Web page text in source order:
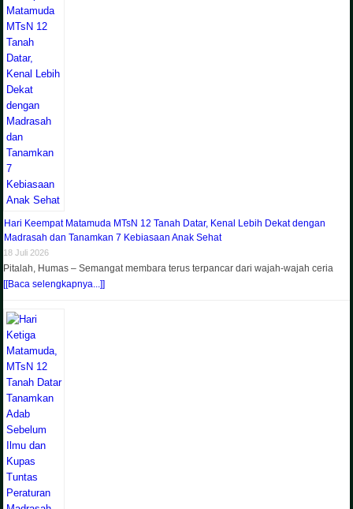
Hari Keempat Matamuda MTsN 12 Tanah Datar, Kenal Lebih Dekat dengan
Madrasah dan Tanamkan 7 Kebiasaan Anak Sehat
18 Juli 2026
Pitalah, Humas – Semangat membara terus terpancar dari wajah-wajah ceria
[[Baca selengkapnya...]]